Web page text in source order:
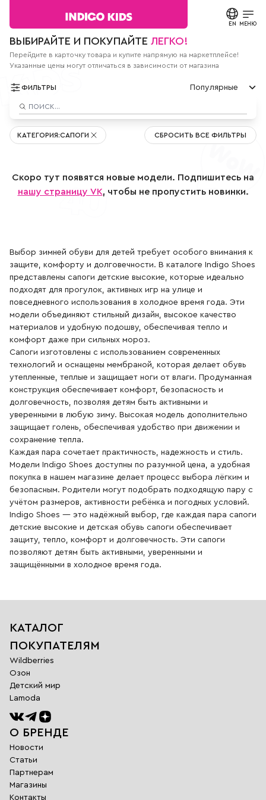
EN МЕНЮ
КАТАЛОГ
О БРЕНДЕ
НОВОСТИ
ПАРТНЕРАМ
+7
(800)
85-
25
info@indigoshoes.ru
-
18:00
Группа
ВК
Telegram
Канал
Дзен
АВТОРИЗАЦИЯ
РЕГИСТРАЦИЯ
сообщения
обработку
персональных
данных.
конфиденциальности
все
поля
к
заполнению
ВЫБИРАЙТЕ И ПОКУПАЙТЕ ЛЕГКО!
Перейдите в карточку товара и купите напрямую на маркетплейсе!
Указанные цены могут отличаться в зависимости от магазина
ФИЛЬТРЫ Популярные
По цене мин
По цене макс
КАТЕГОРИЯ:САПОГИ СБРОСИТЬ ВСЕ ФИЛЬТРЫ
Скоро тут появятся новые модели. Подпишитесь на
нашу страницу VK, чтобы не пропустить новинки.
Выбор зимней обуви для детей требует особого внимания к
защите, комфорту и долговечности. В каталоге Indigo Shoes
представлены сапоги детские высокие, которые идеально
подходят для прогулок, активных игр на улице и
повседневного использования в холодное время года. Эти
модели объединяют стильный дизайн, высокое качество
материалов и удобную подошву, обеспечивая тепло и
комфорт даже при сильных мороз.
Сапоги изготовлены с использованием современных
технологий и оснащены мембраной, которая делает обувь
утепленные, теплые и защищает ноги от влаги. Продуманная
конструкция обеспечивает комфорт, безопасность и
долговечность, позволяя детям быть активными и
уверенными в любую зиму. Высокая модель дополнительно
защищает голень, обеспечивая удобство при движении и
сохранение тепла.
Каждая пара сочетает практичность, надежность и стиль.
Модели Indigo Shoes доступны по разумной цена, а удобная
покупка в нашем магазине делает процесс выбора лёгким и
безопасным. Родители могут подобрать подходящую пару с
учётом размеров, активности ребёнка и погодных условий.
Indigo Shoes — это надёжный выбор, где каждая пара сапоги
детские высокие и детская обувь сапоги обеспечивает
защиту, тепло, комфорт и долговечность. Эти сапоги
позволяют детям быть активными, уверенными и
защищёнными в холодное время года.
КАТАЛОГ
ПОКУПАТЕЛЯМ
Wildberries
Озон
Детский мир
Lamoda
О БРЕНДЕ
Новости
Статьи
Партнерам
Магазины
Контакты
Обратная